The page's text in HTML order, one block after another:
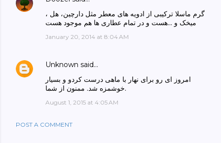
گرم ماسلا ترکیبی از ادویه های معطر مثل دارچین، هل ،
میخک و ...هست و در تمام عطاری ها هم موجود هست
January 20, 2014 at 8:04 AM
Unknown said…
امروز ای رو برای نهار با ماهی درست کردو و بسیار
خوشمزه شد. ممنون از شما.
August 1, 2015 at 4:05 AM
POST A COMMENT